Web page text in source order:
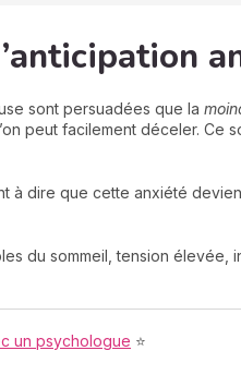
sont persuadées que la
peut facilement déceler. Ce
à dire que cette anxiété
du sommeil, tension
un psychologue ⭐